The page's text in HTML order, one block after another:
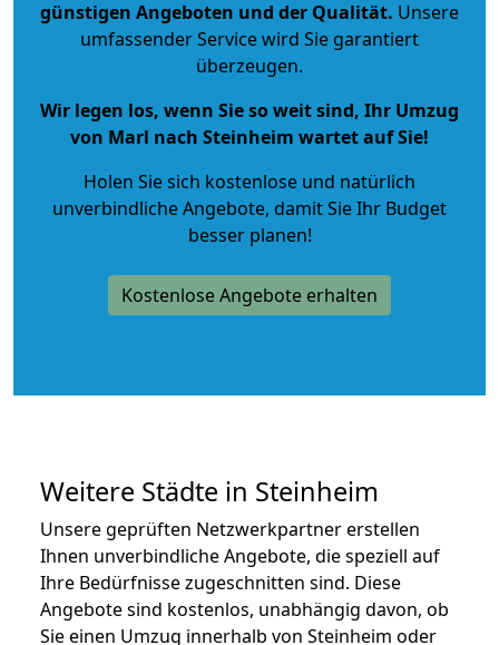
günstigen Angeboten und der Qualität. Unsere
umfassender Service wird Sie garantiert
überzeugen.
Wir legen los, wenn Sie so weit sind, Ihr Umzug
von Marl nach Steinheim wartet auf Sie!
Holen Sie sich kostenlose und natürlich
unverbindliche Angebote, damit Sie Ihr Budget
besser planen!
Kostenlose Angebote erhalten
Weitere Städte in Steinheim
Unsere geprüften Netzwerkpartner erstellen
Ihnen unverbindliche Angebote, die speziell auf
Ihre Bedürfnisse zugeschnitten sind. Diese
Angebote sind kostenlos, unabhängig davon, ob
Sie einen Umzug innerhalb von Steinheim oder